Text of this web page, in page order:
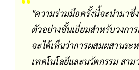
"ความร่วมมือครั้งนี้จะนำมาซึ่ง
ตัวอย่างชั้นเยี่ยมสำหรับวงการ
จะได้เห็นว่าการผสมผสานระ
เทคโนโลยีและนวัตกรรม สาม